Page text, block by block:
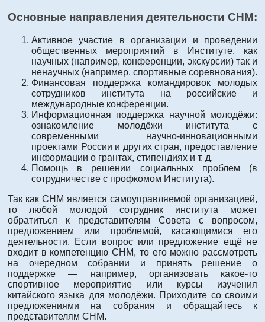
Основные направления деятельности СНМ:
Активное участие в организации и проведении
общественных мероприятий в Институте, как
научных (например, конференции, экскурсии) так и
ненаучных (например, спортивные соревнования).
Финансовая поддержка командировок молодых
сотрудников института на российские и
международные конференции.
Информационная поддержка научной молодёжи:
ознакомление молодёжи института с
современными научно-инновационными
проектами России и других стран, предоставление
информации о грантах, стипендиях и т. д.
Помощь в решении социальных проблем (в
сотрудничестве с профкомом Института).
Так как СНМ является самоуправляемой организацией,
то любой молодой сотрудник института может
обратиться к представителям Совета с вопросом,
предложением или проблемой, касающимися его
деятельности. Если вопрос или предложение ещё не
входит в компетенцию СНМ, то его можно рассмотреть
на очередном собрании и принять решение о
поддержке — например, организовать какое-то
спортивное мероприятие или курсы изучения
китайского языка для молодёжи. Приходите со своими
предложениями на собрания и обращайтесь к
представителям СНМ.